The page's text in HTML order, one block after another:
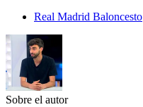
Real Madrid Baloncesto
Sobre el autor